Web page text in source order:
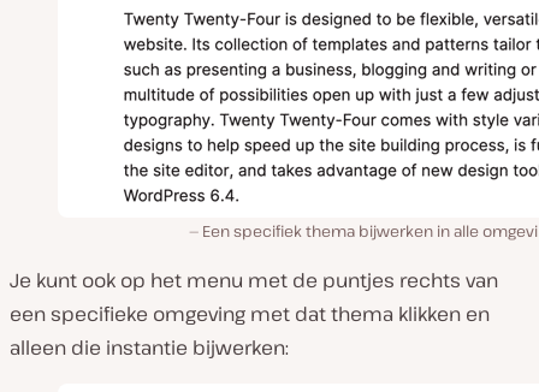
Een specifiek thema bijwerken in alle
Je kunt ook op het menu met de puntjes rechts van
een specifieke omgeving met dat thema klikken en
alleen die instantie bijwerken: